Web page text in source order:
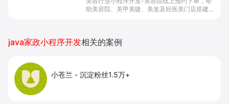
助美容院、美甲美睫、美发及轻医美门店搭建线
java家政小程序开发相关的案例
小苍兰 - 沉淀粉丝1.5万+